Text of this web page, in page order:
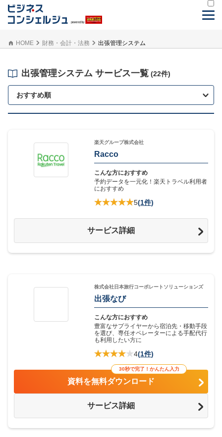
HOME 財務・会計・法務 出張管理システム
出張管理システム サービス一覧 (22件)
おすすめ順
楽天グループ株式会社
Racco
こんな方におすすめ
予約データを一元化！楽天トラベル利用者
におすすめ
5(1件)
サービス詳細
株式会社日本旅行コーポレートソリューションズ
出張なび
こんな方におすすめ
豊富なサプライヤーから宿泊先・移動手段
を選び、専任オペレーターによる手配代行
も利用したい方に
4(1件)
サービス詳細
30秒で完了！かんたん入力
資料を無料ダウンロード